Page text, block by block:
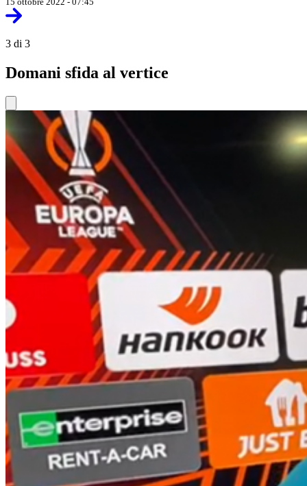
3 di 3
Domani sfida al vertice